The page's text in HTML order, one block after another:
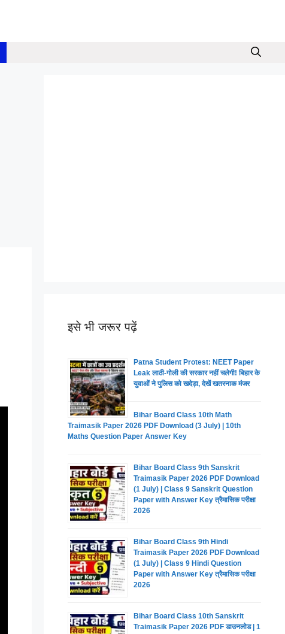
इसे भी जरूर पढ़ें
Patna Student Protest: NEET Paper
Leak लाठी-गोली की सरकार नहीं चलेगी! बिहार के
युवाओं ने पुलिस को खदेड़ा, देखें खतरनाक मंजर
Bihar Board Class 10th Math
Traimasik Paper 2026 PDF Download (3 July) | 10th
Maths Question Paper Answer Key
Bihar Board Class 9th Sanskrit
Traimasik Paper 2026 PDF Download
(1 July) | Class 9 Sanskrit Question
Paper with Answer Key त्रैमासिक परीक्षा
2026
Bihar Board Class 9th Hindi
Traimasik Paper 2026 PDF Download
(1 July) | Class 9 Hindi Question
Paper with Answer Key त्रैमासिक परीक्षा
2026
Bihar Board Class 10th Sanskrit
Traimasik Paper 2026 PDF डाउनलोड | 1